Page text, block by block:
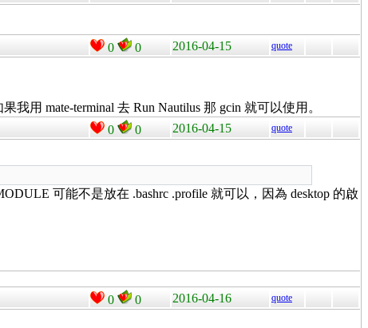
0 0 2016-04-15 quote
用 mate-terminal 去 Run Nautilus 那 gcin 就可以使用。
0 0 2016-04-15 quote
可能不是放在 .bashrc .profile 就可以，因為 desktop 的啟
0 0 2016-04-16 quote